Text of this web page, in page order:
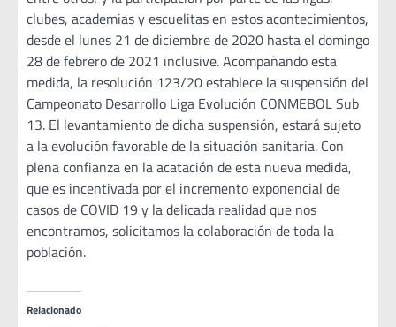
clubes, academias y escuelitas en estos acontecimientos,
desde el lunes 21 de diciembre de 2020 hasta el domingo
28 de febrero de 2021 inclusive. Acompañando esta
medida, la resolución 123/20 establece la suspensión del
Campeonato Desarrollo Liga Evolución CONMEBOL Sub
13. El levantamiento de dicha suspensión, estará sujeto
a la evolución favorable de la situación sanitaria. Con
plena confianza en la acatación de esta nueva medida,
que es incentivada por el incremento exponencial de
casos de COVID 19 y la delicada realidad que nos
encontramos, solicitamos la colaboración de toda la
población.
Relacionado